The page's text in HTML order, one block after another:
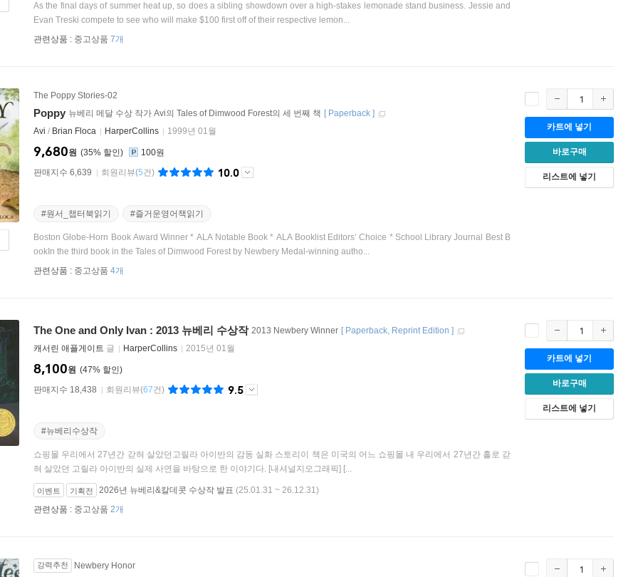
As the final days of summer heat up, so does a sibling showdown over a high-stakes lemonade stand business. Jessie and
Evan Treski compete to see who will make $100 first off of their respective lemon...
관련상품 : 중고상품 7개
The Poppy Stories-02
Poppy 뉴베리 메달 수상 작가 Avi의 Tales of Dimwood Forest의 세 번째 책 [ Paperback ]
Avi / Brian Floca HarperCollins 1999년 01월
35%
9,680원
100원
판매지수 6,639
회원리뷰(5건) 10.0
#원서_챕터북읽기 #즐거운영어책읽기
Boston Globe-Horn Book Award Winner * ALA Notable Book * ALA Booklist Editors’ Choice * School Library Journal Best B
ookIn the third book in the Tales of Dimwood Forest by Newbery Medal-winning autho...
관련상품 : 중고상품 4개
카트에 넣기
바로구매
리스트에 넣기
The One and Only Ivan : 2013 뉴베리 수상작 2013 Newbery Winner [ Paperback Reprint Edition ]
캐서린 애플게이트 글 HarperCollins 2015년 01월
47%
8,100원
판매지수 18,438
회원리뷰(67건) 9.5
#뉴베리수상작
쇼핑몰 우리에서 27년간 갇혀 살았던고릴라 아이반의 감동 실화 스토리이 책은 미국의 어느 쇼핑몰 내 우리에서 27년간 홀로 갇
혀 살았던 고릴라 아이반의 실제 사연을 바탕으로 한 이야기다. [내셔널지오그래픽] [...
이벤트 기획전 2026년 뉴베리&칼데콧 수상작 발표 (25.01.31 ~ 26.12.31)
관련상품 : 중고상품 2개
카트에 넣기
바로구매
리스트에 넣기
강력추천 Newbery Honor